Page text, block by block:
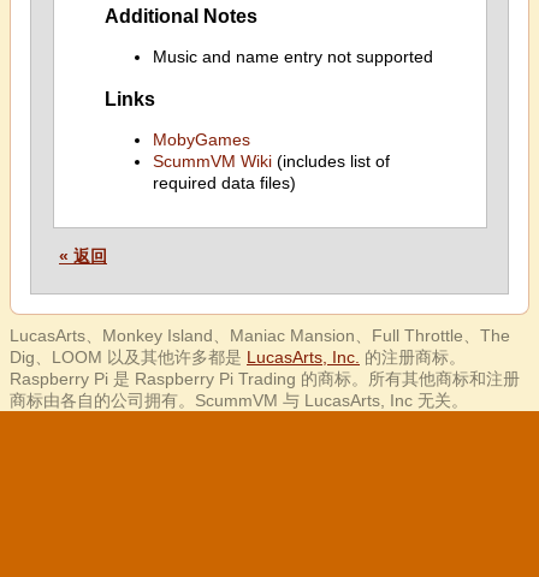
Additional Notes
Music and name entry not supported
Links
MobyGames
ScummVM Wiki(includes list of
required data files)
« 返回
LucasArts、Monkey Island、Maniac Mansion、Full Throttle、The
Dig、LOOM 以及其他许多都是 LucasArts, Inc. 的注册商标。
Raspberry Pi 是 Raspberry Pi Trading 的商标。所有其他商标和注册
商标由各自的公司拥有。ScummVM 与 LucasArts, Inc 无关。